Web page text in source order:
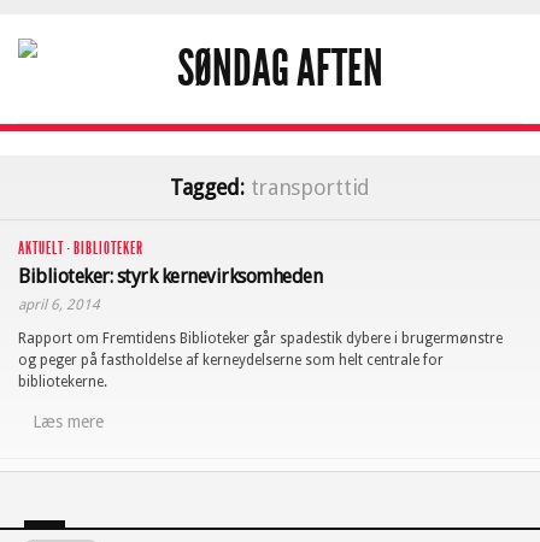
Tagged: transporttid
AKTUELT· BIBLIOTEKER
Biblioteker: styrk kernevirksomheden
april 6, 2014
Rapport om Fremtidens Biblioteker går spadestik dybere i brugermønstre
og peger på fastholdelse af kerneydelserne som helt centrale for
bibliotekerne.
Læs mere